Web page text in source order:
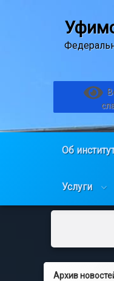
Перейти
Об
Услуги
Архив